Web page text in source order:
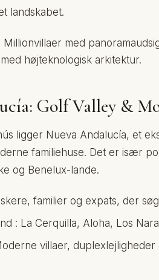
landskabet.
Millionvillaer med
højteknologisk arkitektur.
Golf Valley &
ligger Nueva Andalucía, et
familiehuse. Det er især
og Benelux-lande.
familier og expats, der
: La Cerquilla, Aloha, Los
villaer,